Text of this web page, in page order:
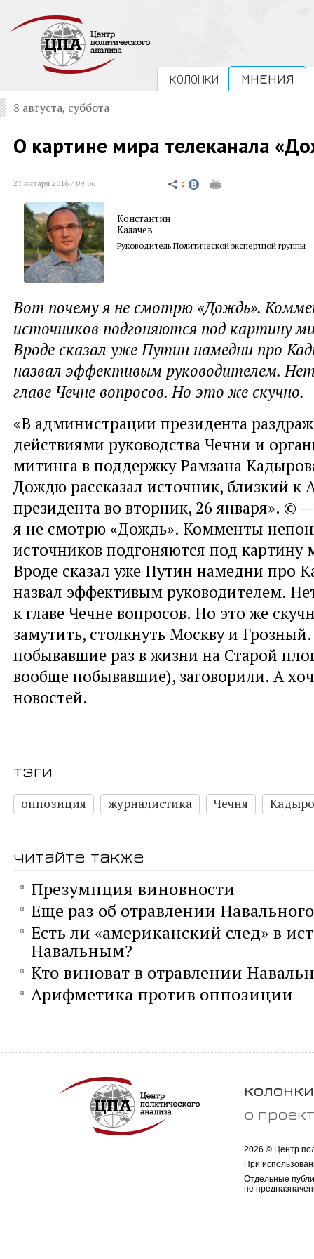
КОЛОНКИ МНЕНИЯ
8 августа, суббота
О картине мира телеканала
27 января 2016 / 09:36
Константин
Калачев
Руководитель Политической экспертной группы
Вот почему я не смотрю «Дождь».
источников подгоняются под картину
Вроде сказал уже Путин намедни про
назвал эффективым руководителем.
главе Чечне вопросов. Но это же скучно.
«В администрации президента
действиями руководства Чечни и
митинга в поддержку Рамзана
Дождю рассказал источник, близкий
президента во вторник, 26 января». ©
я не смотрю «Дождь». Комменты
источников подгоняются под картину
Вроде сказал уже Путин намедни про
назвал эффективым руководителем.
к главе Чечне вопросов. Но это же
замутить, столкнуть Москву и
побывавшие раз в жизни на Старой
вообще побывавшие), заговорили. А
новостей.
тэги
оппозиция журналистика Чечня
читайте также
Презумпция виновности
Еще раз об отравлении Навального
Есть ли «американский след» в
Навальным?
Кто виноват в отравлении
Арифметика против оппозиции
колонки
о
2026 © Центр
При
Отдельные
не